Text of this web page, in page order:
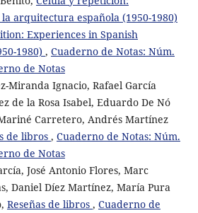
arquitectura española (1950-1980)
Experiences in Spanish
1980) , Cuaderno de Notas: Núm.
de Notas
Miranda Ignacio, Rafael García
de la Rosa Isabel, Eduardo De Nó
Carretero, Andrés Martínez
de libros , Cuaderno de Notas: Núm.
de Notas
José Antonio Flores, Marc
Daniel Díez Martínez, María Pura
Reseñas de libros , Cuaderno de